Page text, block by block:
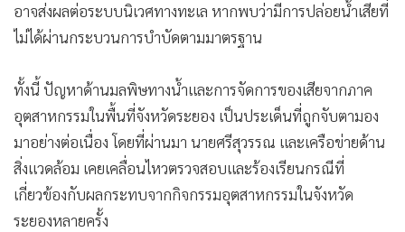
อาจส่งผลต่อระบบนิเวศทางทะเล หากพบว่ามีการปล่อยน้ำเสียที่
ไม่ได้ผ่านกระบวนการบำบัดตามมาตรฐาน
ทั้งนี้ ปัญหาด้านมลพิษทางน้ำและการจัดการของเสียจากภาค
อุตสาหกรรมในพื้นที่จังหวัดระยอง เป็นประเด็นที่ถูกจับตามอง
มาอย่างต่อเนื่อง โดยที่ผ่านมา นายศรีสุวรรณ และเครือข่ายด้าน
สิ่งแวดล้อม เคยเคลื่อนไหวตรวจสอบและร้องเรียนกรณีที่
เกี่ยวข้องกับผลกระทบจากกิจกรรมอุตสาหกรรมในจังหวัด
ระยองหลายครั้ง